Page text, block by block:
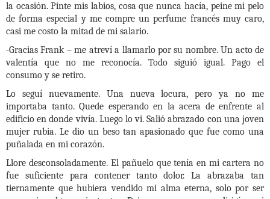
la ocasión. Pinte mis labios, cosa que nunca hacía, peine mi pelo
de forma especial y me compre un perfume francés muy caro,
casi me costo la mitad de mi salario.
-Gracias Frank – me atreví a llamarlo por su nombre. Un acto de
valentía que no me reconocía. Todo siguió igual. Pago el
consumo y se retiro.
Lo seguí nuevamente. Una nueva locura, pero ya no me
importaba tanto. Quede esperando en la acera de enfrente al
edificio en donde vivía. Luego lo vi. Salió abrazado con una joven
mujer rubia. Le dio un beso tan apasionado que fue como una
puñalada en mi corazón.
Llore desconsoladamente. El pañuelo que tenía en mi cartera no
fue suficiente para contener tanto dolor. La abrazaba tan
tiernamente que hubiera vendido mi alma eterna, solo por ser